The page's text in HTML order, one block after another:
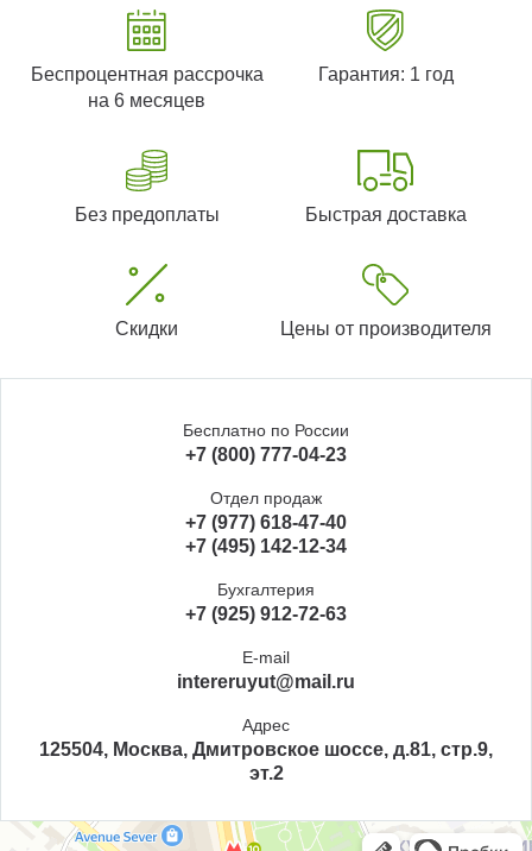
Беспроцентная рассрочка
на 6 месяцев
Гарантия: 1 год
Без предоплаты Быстрая доставка
Скидки Цены от производителя
Бесплатно по России
+7 (800) 777-04-23
Отдел продаж
+7 (977) 618-47-40
+7 (495) 142-12-34
Бухгалтерия
+7 (925) 912-72-63
E-mail
intereruyut@mail.ru
Адрес
125504, Москва, Дмитровское шоссе, д.81, стр.9,
эт.2